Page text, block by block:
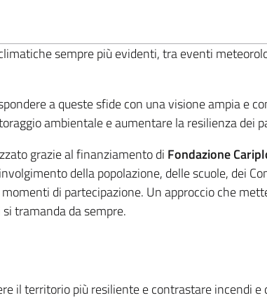
sempre più evidenti, tra eventi
a queste sfide con una visione ampia e
ambientale e aumentare la resilienza dei
grazie al finanziamento di Fondazione
della popolazione, delle scuole, dei
di partecipazione. Un approccio che
tramanda da sempre.
il territorio più resiliente e contrastare incendi e